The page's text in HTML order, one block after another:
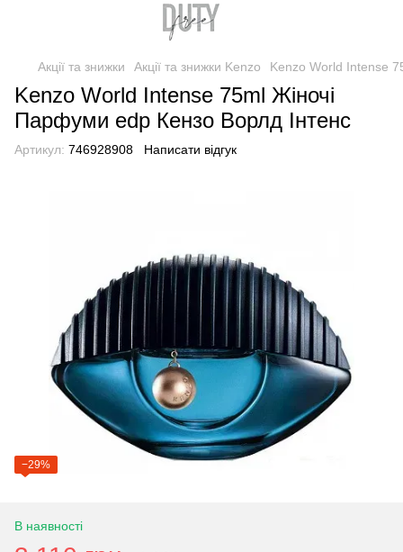
Акції та знижки Акції та знижки Kenzo Kenzo World Intense
Kenzo World Intense 75ml Жіночі
Парфуми edp Кензо Ворлд Інтенс
Артикул: 746928908 Написати відгук
−29%
В наявності